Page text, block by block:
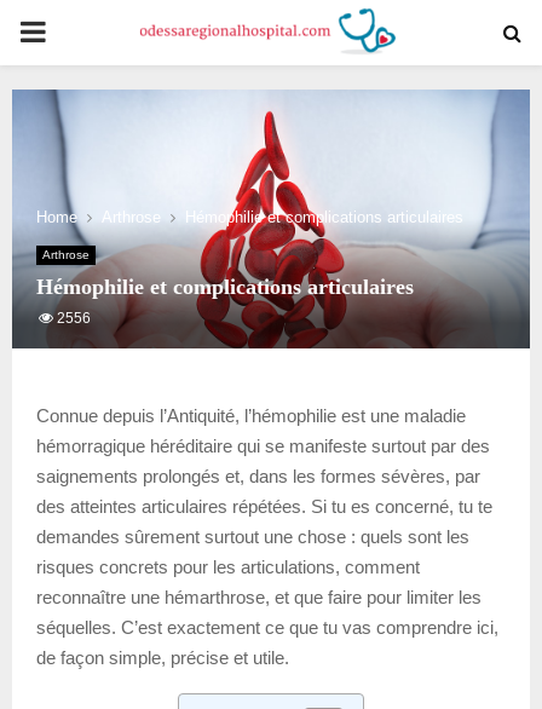
PRIMARY
MENU
Home Arthrose Hémophilie et complications articulaires
Arthrose
Hémophilie et complications articulaires
2556
Connue depuis l’Antiquité, l’hémophilie est une maladie
hémorragique héréditaire qui se manifeste surtout par des
saignements prolongés et, dans les formes sévères, par
des atteintes articulaires répétées. Si tu es concerné, tu te
demandes sûrement surtout une chose : quels sont les
risques concrets pour les articulations, comment
reconnaître une hémarthrose, et que faire pour limiter les
séquelles. C’est exactement ce que tu vas comprendre ici,
de façon simple, précise et utile.